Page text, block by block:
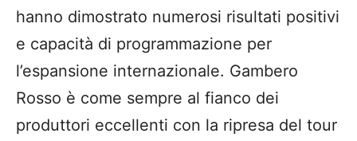
hanno dimostrato numerosi risultati positivi
e capacità di programmazione per
l’espansione internazionale. Gambero
Rosso è come sempre al fianco dei
produttori eccellenti con la ripresa del tour